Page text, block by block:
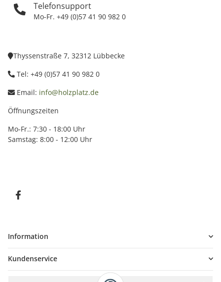
Telefonsupport
Mo-Fr. +49 (0)57 41 90 982 0
Thyssenstraße 7, 32312 Lübbecke
Tel: +49 (0)57 41 90 982 0
Email: info@holzplatz.de
Öffnungszeiten
Mo-Fr.: 7:30 - 18:00 Uhr
Samstag: 8:00 - 12:00 Uhr
Information
Kundenservice